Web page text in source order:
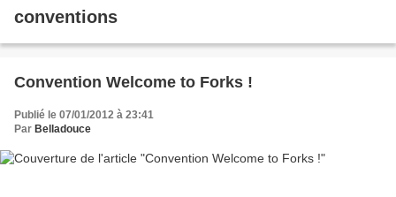
conventions
Convention Welcome to Forks !
Publié le 07/01/2012 à 23:41
Par Belladouce